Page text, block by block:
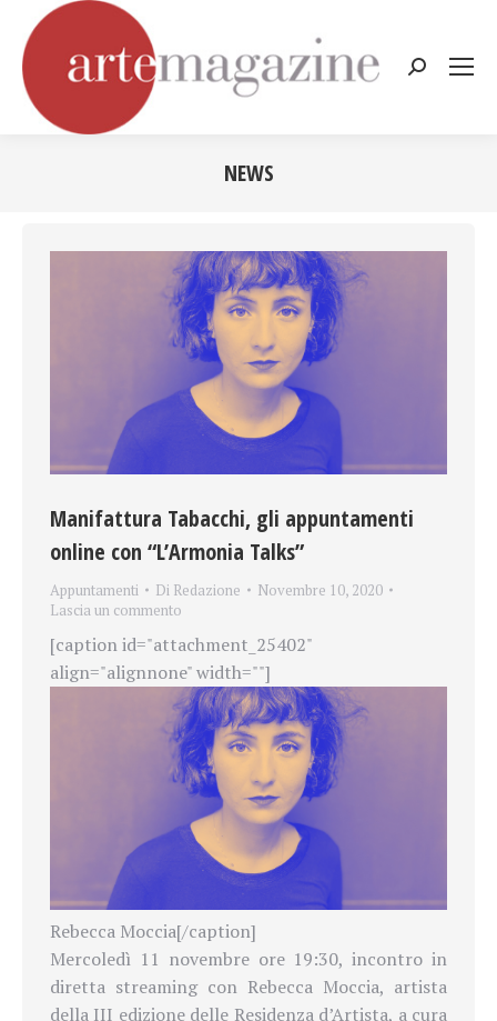
Cerca:
NEWS
Manifattura Tabacchi, gli appuntamenti
online con “L’Armonia Talks”
Appuntamenti Di Redazione
Novembre 10, 2020
Lascia un commento
[caption id="attachment_25402"
align="alignnone" width=""]
Rebecca Moccia[/caption]
Mercoledì 11 novembre ore 19:30, incontro in
diretta streaming con Rebecca Moccia, artista
della III edizione delle Residenza d’Artista, a cura